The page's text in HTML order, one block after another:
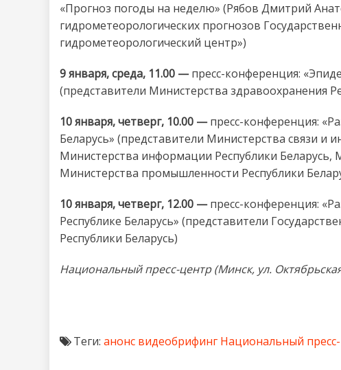
«Прогноз погоды на неделю» (Рябов Дмитрий
гидрометеорологических прогнозов
гидрометеорологический центр»)
9 января, среда, 11.00 —пресс-конференция:
(представители Министерства здравоохранения
10 января, четверг, 10.00 —пресс-конференция:
Беларусь» (представители Министерства связи и
Министерства информации Республики Беларусь,
Министерства промышленности Республики
10 января, четверг, 12.00 —пресс-конференция:
Республике Беларусь» (представители
Республики Беларусь)
Национальный пресс-центр (Минск, ул.
Теги: анонс видеобрифинг Национальный